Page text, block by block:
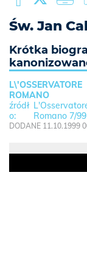
Św. Jan
Krótka
L\'OSSERVATORE
ROMANO
Romano 7/99
DODANE 11.10.1999